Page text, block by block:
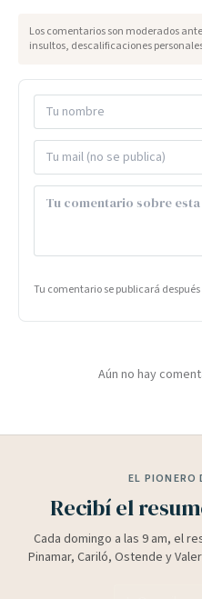
Los comentarios son moderados
insultos, descalificaciones
Tu comentario se publicará
Aún no hay
EL PIONERO
Recibí el
Cada domingo a las 9 am, el
Pinamar, Cariló, Ostende y